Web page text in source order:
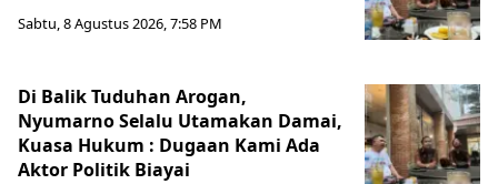
Sabtu, 8 Agustus 2026, 7:58 PM
Di Balik Tuduhan Arogan,
Nyumarno Selalu Utamakan Damai,
Kuasa Hukum : Dugaan Kami Ada
Aktor Politik Biayai